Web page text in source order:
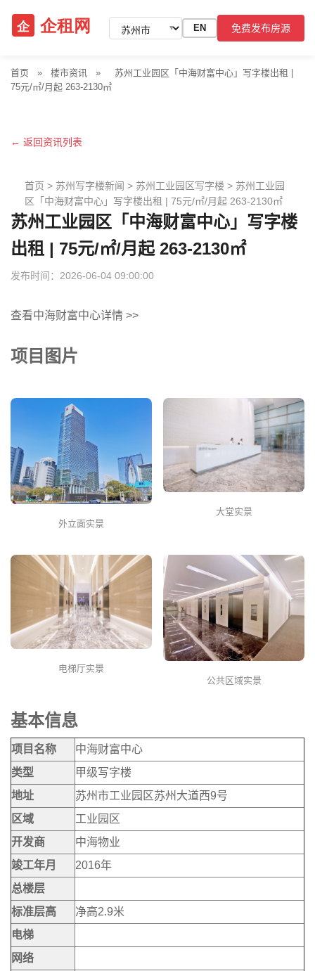
▼ EN 免费发布房源
首页 » 楼市资讯 »
苏州工业园区「中海财富中心」写字楼出租 |
75元/㎡/月起 263-2130㎡
← 返回资讯列表
首页 > 苏州写字楼新闻 > 苏州工业园区写字楼 > 苏州工业园
区「中海财富中心」写字楼出租 | 75元/㎡/月起 263-2130㎡
苏州工业园区「中海财富中心」写字楼
出租 | 75元/㎡/月起 263-2130㎡
发布时间：2026-06-04 09:00:00
查看中海财富中心详情 >>
项目图片
外立面实景
大堂实景
电梯厅实景
公共区域实景
基本信息
项目名称
中海财富中心
类型
甲级写字楼
地址
苏州市工业园区苏州大道西9号
区域
工业园区
开发商
中海物业
竣工年月
2016年
总楼层
标准层高
净高2.9米
电梯
网络